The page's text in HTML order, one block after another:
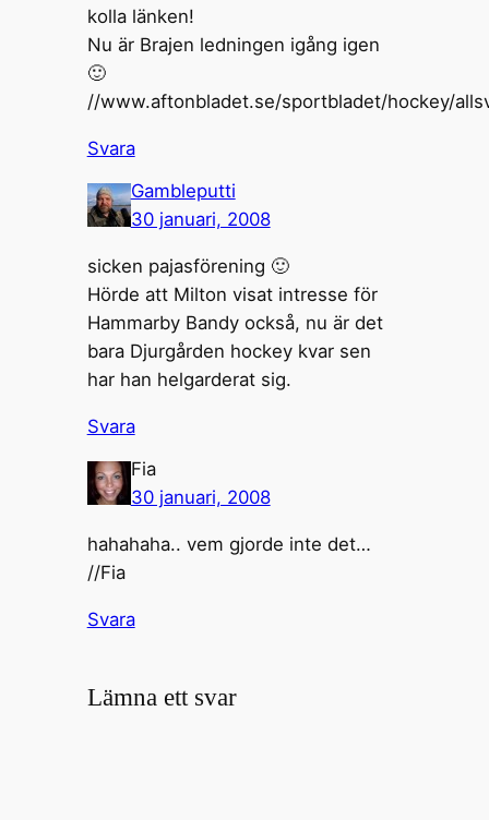
kolla länken!
Nu är Brajen ledningen igång igen
🙂
//www.aftonbladet.se/sportbladet/hockey/
Svara
Gambleputti
30 januari, 2008
sicken pajasförening 🙂
Hörde att Milton visat intresse för
Hammarby Bandy också, nu är det
bara Djurgården hockey kvar sen
har han helgarderat sig.
Svara
Fia
30 januari, 2008
hahahaha.. vem gjorde inte det…
//Fia
Svara
Lämna ett svar